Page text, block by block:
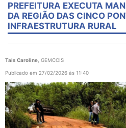
PREFEITURA EXECUTA
DA REGIÃO DAS CINCO
INFRAESTRUTURA RURAL
Tais Caroline , GEMCOIS
Publicado em 27/02/2026 às 11:40